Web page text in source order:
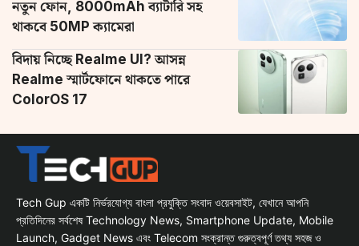
নতুন ফোন, 8000mAh ব্যাটারি সহ
থাকবে 50MP ক্যামেরা
বিদায় নিচ্ছে Realme UI? আসন্ন
Realme স্মার্টফোনে থাকতে পারে
ColorOS 17
Tech Gup একটি নির্ভরযোগ্য বাংলা প্রযুক্তি সংবাদ ওয়েবসাইট, যেখানে আপনি
প্রতিদিনের সর্বশেষ Technology News, Smartphone Update, Mobile
Launch, Gadget News এবং Telecom সংক্রান্ত গুরুত্বপূর্ণ তথ্য সহজ ও